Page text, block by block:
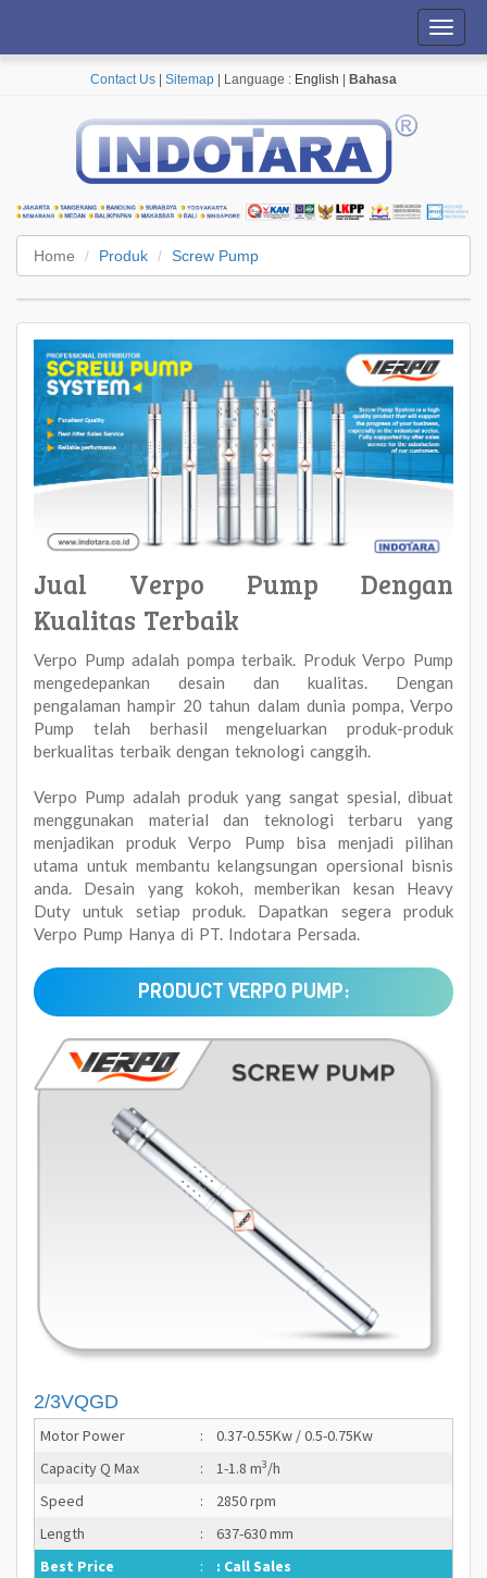
Contact Us Sitemap | Language : English Bahasa
Home Produk Screw Pump
Jual Verpo Pump Dengan
Kualitas Terbaik
Verpo Pump adalah pompa terbaik. Produk Verpo Pump
mengedepankan desain dan kualitas. Dengan
pengalaman hampir 20 tahun dalam dunia pompa, Verpo
Pump telah berhasil mengeluarkan produk-produk
berkualitas terbaik dengan teknologi canggih.
Verpo Pump adalah produk yang sangat spesial, dibuat
menggunakan material dan teknologi terbaru yang
menjadikan produk Verpo Pump bisa menjadi pilihan
utama untuk membantu kelangsungan opersional bisnis
anda. Desain yang kokoh, memberikan kesan Heavy
Duty untuk setiap produk. Dapatkan segera produk
Verpo Pump Hanya di PT. Indotara Persada.
PRODUCT VERPO PUMP:
2/3VQGD
Motor Power :
0.37-0.55Kw / 0.5-0.75Kw
Capacity Q Max
: 1-1.8 m3/h
Speed
:
2850 rpm
Length
:
637-630 mm
Best Price
: : Call Sales